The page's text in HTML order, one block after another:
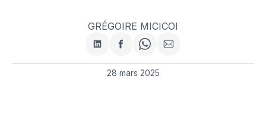
GRÉGOIRE MICICOI
Partager
sur
LinkedIn
Partager
sur
Facebook
Share
on
WhatsApp
Partager
par
28 mars 2025